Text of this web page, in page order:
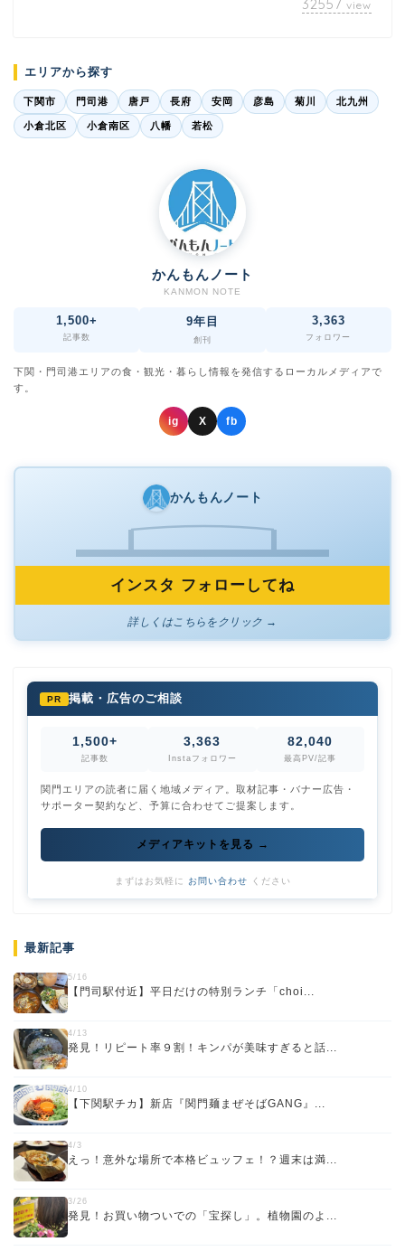
32557 view
エリアから探す
下関市 門司港 唐戸 長府 安岡 彦島 菊川 北九州
小倉北区 小倉南区 八幡 若松
かんもんノート
KANMON NOTE
1,500+
記事数
9年目
創刊
3,363
フォロワー
下関・門司港エリアの食・観光・暮らし情報を発信するローカルメディアで
す。
ig X fb
かんもんノート
インスタ フォローしてね
詳しくはこちらをクリック →
PR 掲載・広告のご相談
1,500+
記事数
3,363
Instaフォロワー
82,040
最高PV/記事
関門エリアの読者に届く地域メディア。取材記事・バナー広告・
サポーター契約など、予算に合わせてご提案します。
メディアキットを見る →
まずはお気軽に お問い合わせ ください
最新記事
5/16
【門司駅付近】平日だけの特別ランチ「choi...
4/13
発見！リピート率９割！キンパが美味すぎると話...
4/10
【下関駅チカ】新店『関門麺まぜそばGANG』...
4/3
えっ！意外な場所で本格ビュッフェ！？週末は満...
3/26
発見！お買い物ついでの「宝探し」。植物園のよ...